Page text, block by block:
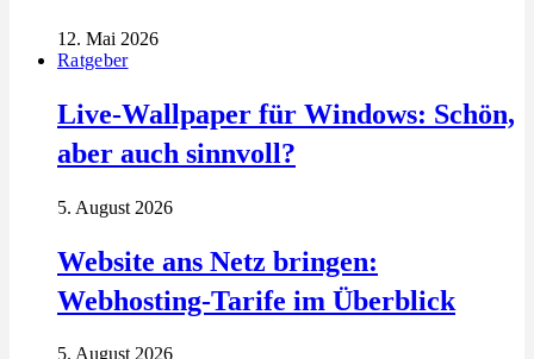
12. Mai 2026
Ratgeber
Live-Wallpaper für Windows: Schön,
aber auch sinnvoll?
5. August 2026
Website ans Netz bringen:
Webhosting-Tarife im Überblick
5. August 2026